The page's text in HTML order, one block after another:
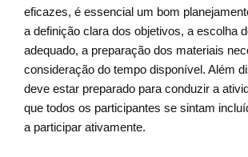
eficazes, é essencial um bom
a definição clara dos objetivos, a escolha
adequado, a preparação dos materiais
consideração do tempo disponível. Além
deve estar preparado para conduzir a
que todos os participantes se sintam
a participar ativamente.